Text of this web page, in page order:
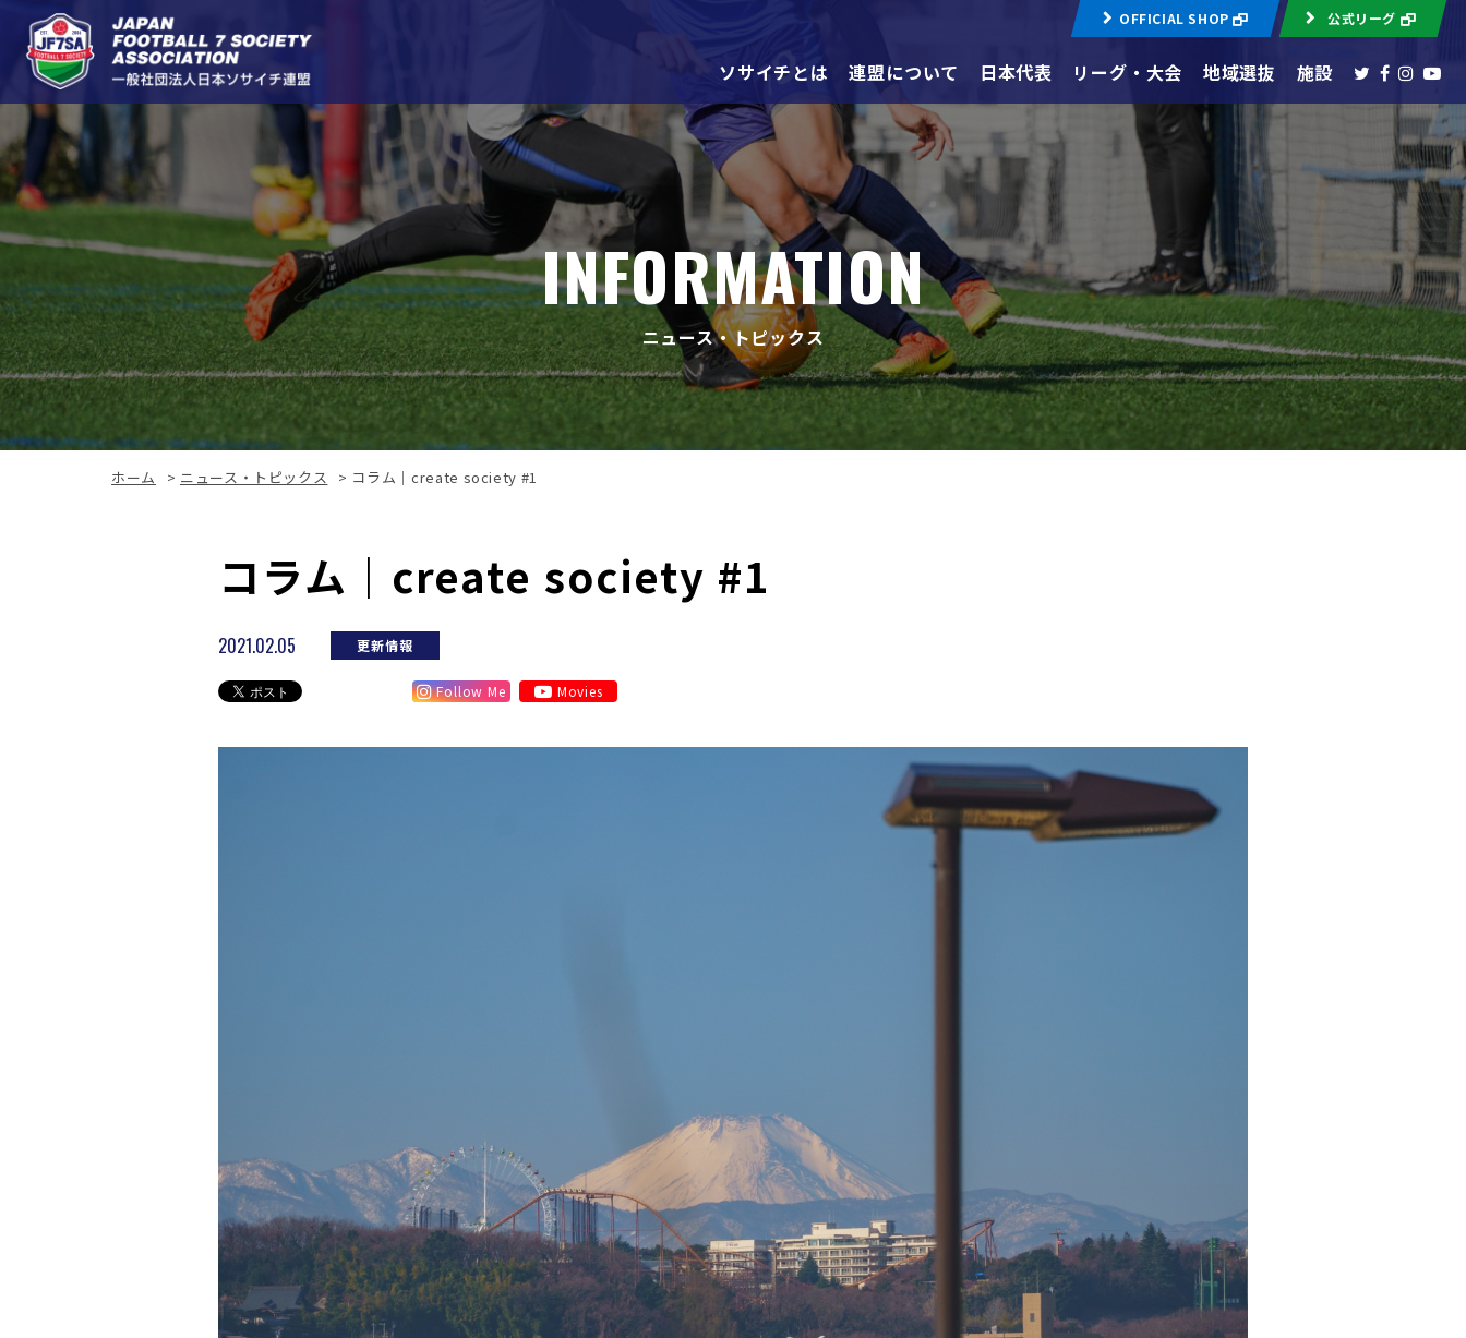
OFFICIAL SHOP 公式リーグ
ソサイチとは 連盟について 日本代表 リーグ・大会 地域選抜 施設
INFORMATION
ニュース・トピックス
ホーム > ニュース・トピックス > コラム｜create society #1
コラム｜create society #1
2021.02.05 更新情報
Follow Me Movies